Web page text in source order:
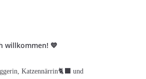
willkommen! 💙
Katzennärrin🐈‍⬛ und